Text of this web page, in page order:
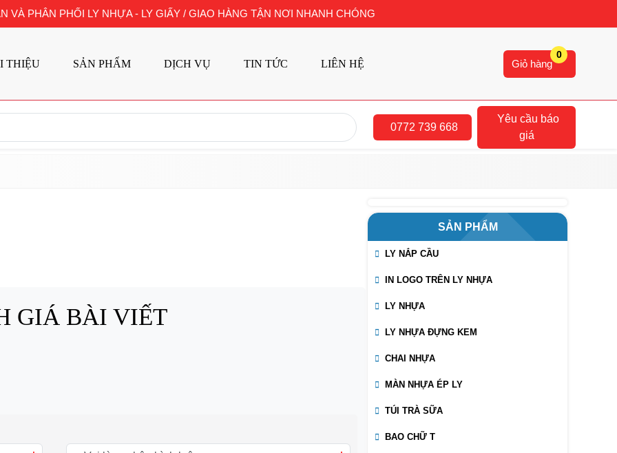
VÀ PHÂN PHỐI LY NHỰA - LY GIẤY / GIAO HÀNG TẬN NƠI NHANH CHÓNG
THIỆU SẢN PHẨM DỊCH VỤ TIN TỨC LIÊN HỆ Giỏ hàng
0
0772 739 668
Yêu cầu báo
giá
GIÁ BÀI VIẾT
SẢN PHẨM
LY NẮP CẦU
IN LOGO TRÊN LY NHỰA
LY NHỰA
LY NHỰA ĐỰNG KEM
CHAI NHỰA
MÀN NHỰA ÉP LY
TÚI TRÀ SỮA
BAO CHỮ T